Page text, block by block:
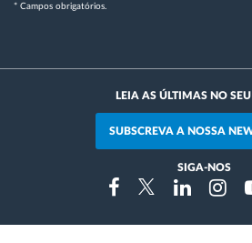
* Campos obrigatórios.
LEIA AS ÚLTIMAS NO
SUBSCREVA A NOSSA
SIGA-NOS
FacebookTwitterLinkedin